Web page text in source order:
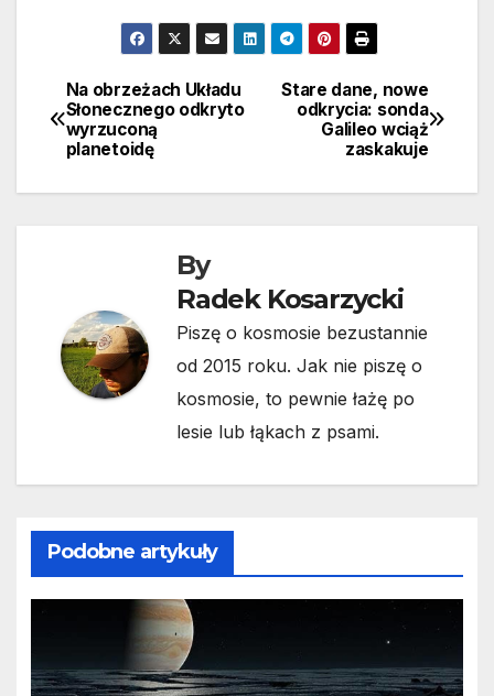
Nawigacja
wpisu
Stare dane, nowe
odkrycia: sonda
Galileo wciąż
zaskakuje
Na obrzeżach Układu
Słonecznego odkryto
wyrzuconą
planetoidę
By
Radek Kosarzycki
Piszę o kosmosie bezustannie
od 2015 roku. Jak nie piszę o
kosmosie, to pewnie łażę po
lesie lub łąkach z psami.
Podobne artykuły